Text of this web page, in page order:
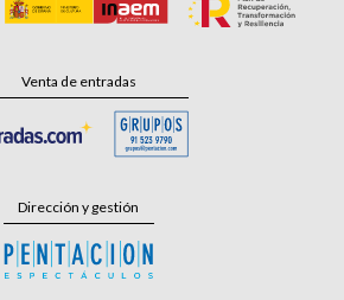
Venta de entradas
Dirección y gestión